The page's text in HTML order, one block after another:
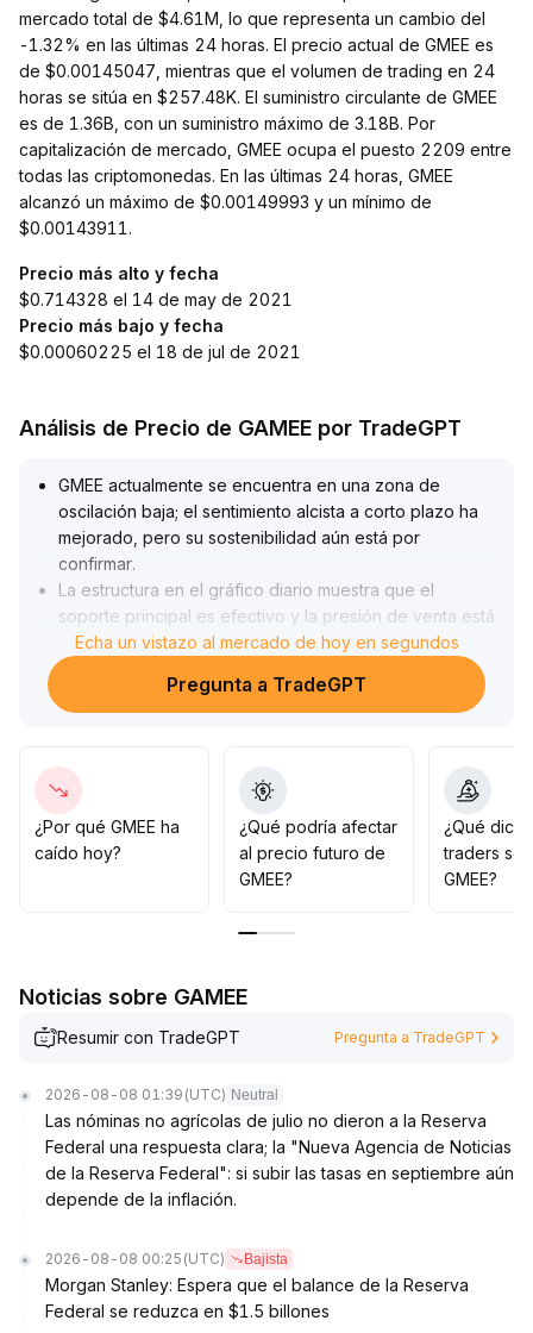
mercado total de $4.61M, lo que representa un cambio del
-1.32% en las últimas 24 horas. El precio actual de GMEE es
de $0.00145047, mientras que el volumen de trading en 24
horas se sitúa en $257.48K. El suministro circulante de GMEE
es de 1.36B, con un suministro máximo de 3.18B. Por
capitalización de mercado, GMEE ocupa el puesto 2209 entre
todas las criptomonedas. En las últimas 24 horas, GMEE
alcanzó un máximo de $0.00149993 y un mínimo de
$0.00143911.
Precio más alto y fecha
$0.714328 el 14 de may de 2021
Precio más bajo y fecha
$0.00060225 el 18 de jul de 2021
Análisis de Precio de GAMEE por TradeGPT
GMEE actualmente se encuentra en una zona de
oscilación baja; el sentimiento alcista a corto plazo ha
mejorado, pero su sostenibilidad aún está por
confirmar.
La estructura en el gráfico diario muestra que el
soporte principal es efectivo y la presión de venta está
disminuyendo.
Si el precio logra romper con volumen la resistencia del
rango (se recomienda monitorear el rango XXX—XXX
De lo contrario, existe riesgo de retroceso
La evolución a mediano y largo plazo depende de la
preferencia de riesgo del mercado y de los cambios en
los fundamentos del proyecto.
Se aconseja a los inversores usar la relación volumen-
gestión de riesgo, evitando perseguir precios durante
Echa un vistazo al mercado de hoy en segundos
Pregunta a TradeGPT
¿Por qué GMEE ha
caído hoy?
¿Qué podría afectar
al precio futuro de
GMEE?
¿Qué
traders
GMEE?
Noticias sobre GAMEE
Resumir con TradeGPT Pregunta a TradeGPT
2026-08-08 01:39 (UTC) Neutral
Las nóminas no agrícolas de julio no dieron a la Reserva
Federal una respuesta clara; la "Nueva Agencia de Noticias
de la Reserva Federal": si subir las tasas en septiembre aún
depende de la inflación.
2026-08-08 00:25 (UTC) Bajista
Morgan Stanley: Espera que el balance de la Reserva
Federal se reduzca en $1.5 billones